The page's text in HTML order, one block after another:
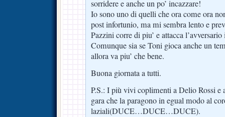
sorridere e anche un po’ incazzare!
Io sono uno di quelli che ora come ora
post infortunio, ma mi sembra lento e
Pazzini corre di piu’ e attacca
Comunque sia se Toni gioca anche un
allora va piu’ che bene.
Buona giornata a tutti.
P.S.: I più vivi coplimenti a Delio Rossi e
gara che la paragono in egual modo al
laziali(DUCE…DUCE…DUCE).